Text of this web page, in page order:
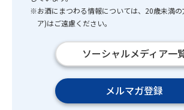
※お酒にまつわる情報については、20歳未満の
ア)はご遠慮ください。
ソーシャルメディア一
メルマガ登録